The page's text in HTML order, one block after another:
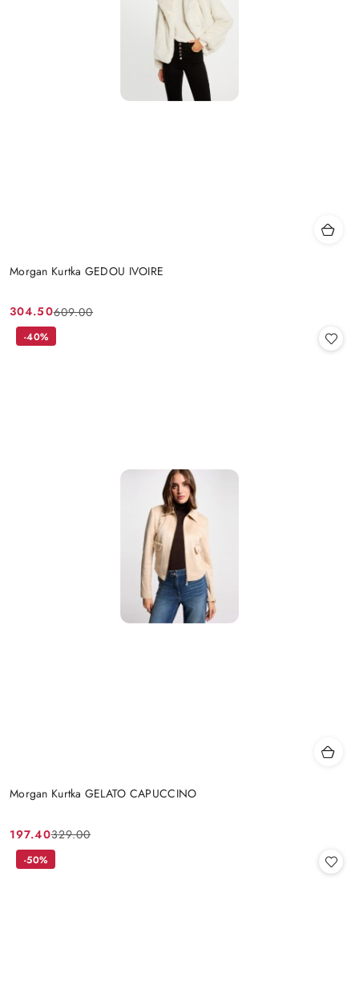
Morgan Kurtka GEDOU IVOIRE
Cena
promocyjna:
304.50
Cena
przed
609.00
Morgan Kurtka GELATO CAPUCCINO
Cena
promocyjna:
197.40
Cena
przed
329.00
-40%
-50%